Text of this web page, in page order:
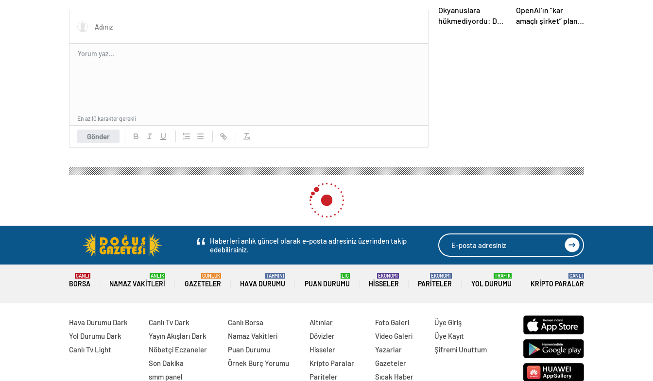
Gönder
En az 10 karakter gerekli
Okyanuslara
hükmediyordu: Dev
OpenAI’ın “kar
amaçlı şirket” planı
Haberleri anlık güncel olarak e-posta adresiniz üzerinden takip
edebilirsiniz.
BORSA
CANLI
NAMAZ VAKITLERI
ANLIK
GAZETELER
GÜNLÜK
HAVA DURUMU
TAHMİNİ
PUAN DURUMU
LİG
HISSELER
EKONOMİ
PARITELER
EKONOMİ
YOL DURUMU
TRAFİK
KRIPTO PARALAR
CANLI
Hava Durumu Dark
Yol Durumu Dark
Canlı Tv Light
Canlı Tv Dark
Yayın Akışları Dark
Nöbetçi Eczaneler
Son Dakika
smm panel
Canlı Borsa
Namaz Vakitleri
Puan Durumu
Örnek Burç Yorumu
Altınlar
Dövizler
Hisseler
Kripto Paralar
Pariteler
Foto Galeri
Video Galeri
Yazarlar
Gazeteler
Sıcak Haber
Üye Giriş
Üye Kayıt
Şifremi Unuttum